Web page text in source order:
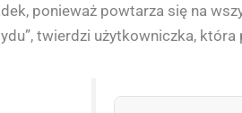
ponieważ powtarza się na
twierdzi użytkowniczka,